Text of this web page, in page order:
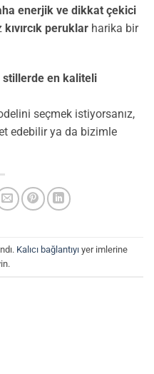
enerjik ve dikkat çekici
kıvırcık peruklar harika bir
stillerde en kaliteli
seçmek istiyorsanız,
edebilir ya da bizimle
Kalıcı bağlantıyı yer imlerine